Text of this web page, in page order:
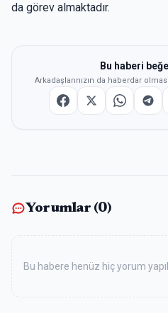
da görev almaktadır.
Bu haberi
Arkadaşlarınızın da haberdar
Yorumlar (0)
Bu habere henüz hiç yorum